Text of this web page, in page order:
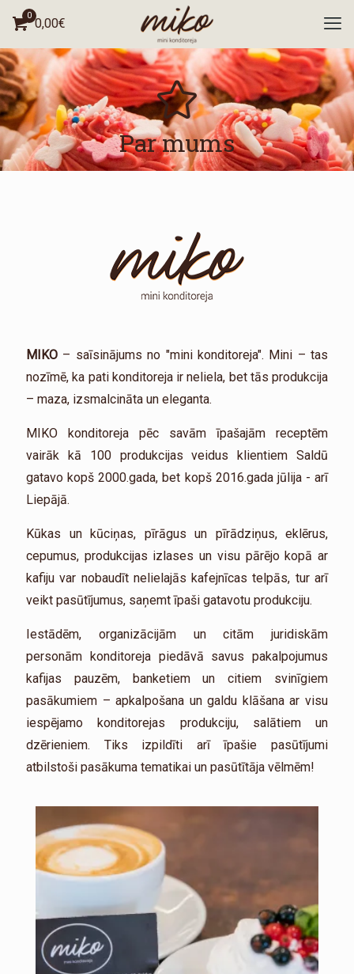
0
0,00€
Par mums
MIKO – saīsinājums no "mini konditoreja". Mini – tas
nozīmē, ka pati konditoreja ir neliela, bet tās produkcija
– maza, izsmalcināta un eleganta.
MIKO konditoreja pēc savām īpašajām receptēm
vairāk kā 100 produkcijas veidus klientiem Saldū
gatavo kopš 2000.gada, bet kopš 2016.gada jūlija - arī
Liepājā.
Kūkas un kūciņas, pīrāgus un pīrādziņus, eklērus,
cepumus, produkcijas izlases un visu pārējo kopā ar
kafiju var nobaudīt nelielajās kafejnīcas telpās, tur arī
veikt pasūtījumus, saņemt īpaši gatavotu produkciju.
Iestādēm, organizācijām un citām juridiskām
personām konditoreja piedāvā savus pakalpojumus
kafijas pauzēm, banketiem un citiem svinīgiem
pasākumiem – apkalpošana un galdu klāšana ar visu
iespējamo konditorejas produkciju, salātiem un
dzērieniem. Tiks izpildīti arī īpašie pasūtījumi
atbilstoši pasākuma tematikai un pasūtītāja vēlmēm!